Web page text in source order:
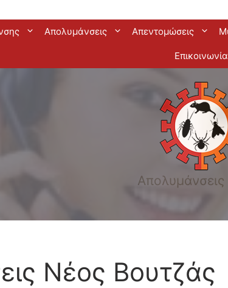
Απολυμάνσεις Απεντομώσεις
Επικοινωνία
Νέος Βουτζάς